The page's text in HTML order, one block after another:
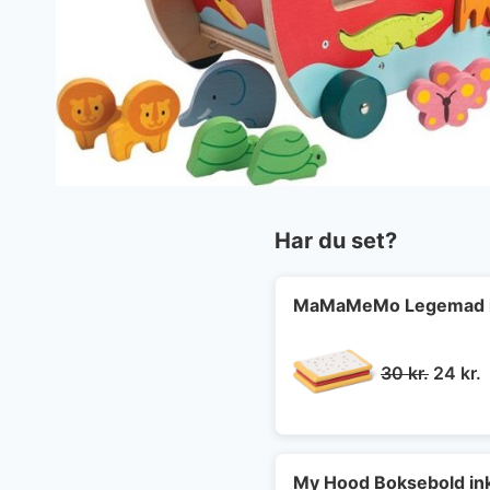
Har du set?
MaMaMeMo
30kr. Den
30 kr..
24 kr.
My Hood Boksebold